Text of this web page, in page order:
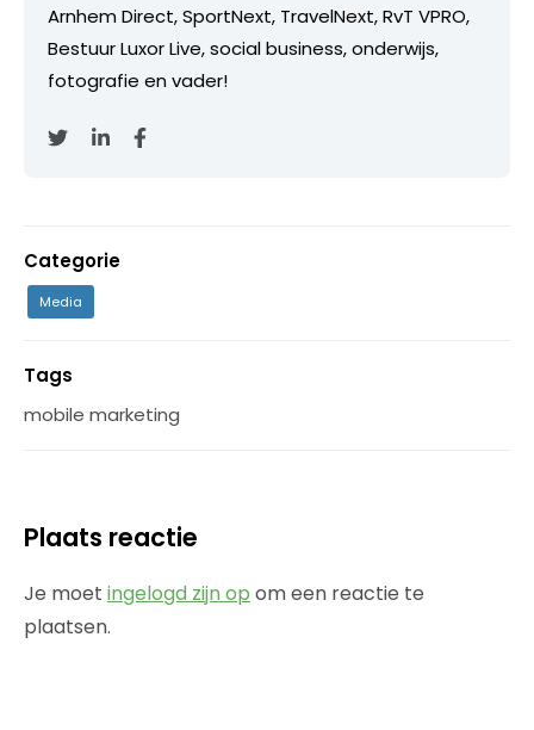
Arnhem Direct, SportNext, TravelNext, RvT VPRO,
Bestuur Luxor Live, social business, onderwijs,
fotografie en vader!
Categorie
Media
Tags
mobile marketing
Plaats reactie
Je moet ingelogd zijn op om een reactie te
plaatsen.